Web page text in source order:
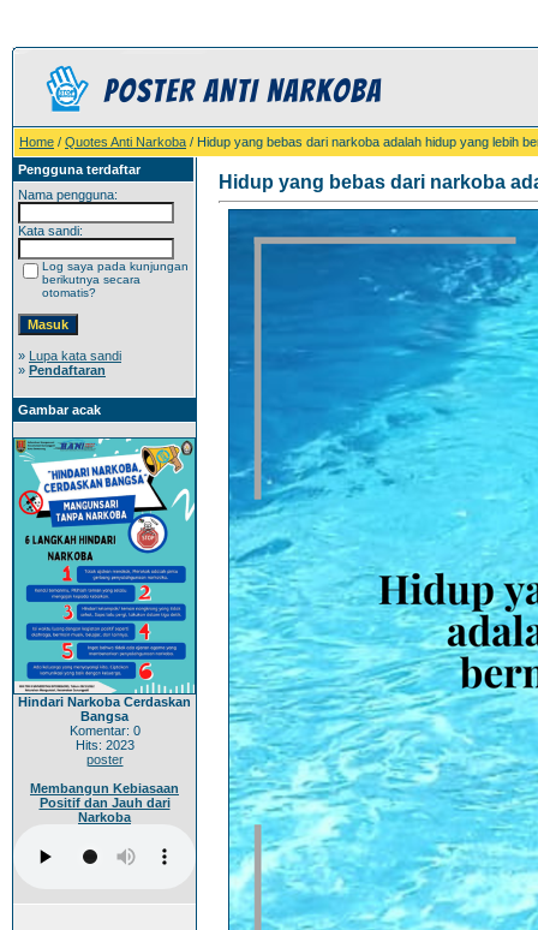
Home / Quotes Anti Narkoba / Hidup yang bebas dari narkoba adalah hidup yang lebih
Pengguna terdaftar
Nama pengguna:
Kata sandi:
Log saya pada kunjungan
berikutnya secara
otomatis?
» Lupa kata sandi
» Pendaftaran
Gambar acak
Hindari Narkoba Cerdaskan
Bangsa
Komentar: 0
Hits: 2023
poster
Membangun Kebiasaan
Positif dan Jauh dari
Narkoba
Hidup yang bebas dari narkoba